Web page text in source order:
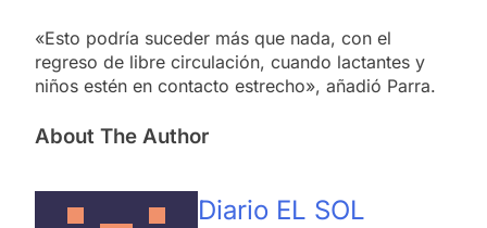
«Esto podría suceder más que nada, con el
regreso de libre circulación, cuando lactantes y
niños estén en contacto estrecho», añadió Parra.
About The Author
Diario EL SOL